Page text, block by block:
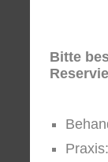
Bitte